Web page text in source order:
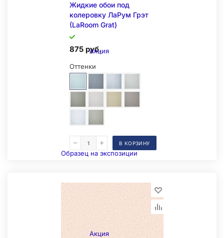
Акция
Образец на экспозиции
Жидкие обои под
колеровку ЛаРум Грэт
(LaRoom Grat)
875 руб.
Оттенки
В КОРЗИНУ
Акция